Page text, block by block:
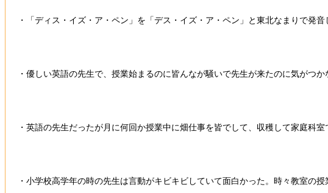
・「ディス・イズ・ア・ペン」を「デス・イズ・ア・ペン」と東北なまりで発音
・優しい英語の先生で、授業始まるのに皆んなが騒いで先生が来たのに気がつ
・英語の先生だったが月に何回か授業中に畑仕事を皆でして、収穫して家庭科室
・小学校高学年の時の先生は言動がキビキビしていて面白かった。時々教室の